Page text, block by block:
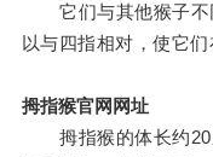
它们与其他猴子不
以与四指相对，使它
拇指猴官网网址
拇指猴的体长约20